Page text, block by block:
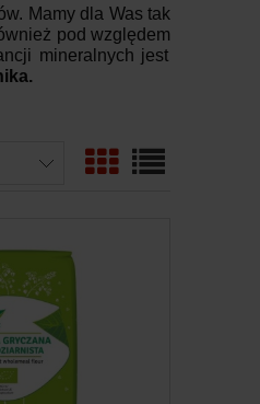
Mamy dla Was tak
pod względem
mineralnych jest